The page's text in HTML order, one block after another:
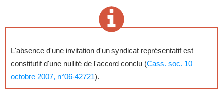
L'absence d'une invitation d'un syndicat représentatif est
constitutif d'une nullité de l'accord conclu (Cass. soc. 10
octobre 2007, n°06-42721).